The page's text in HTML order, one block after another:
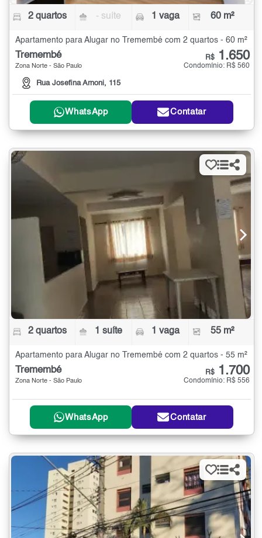
2 quartos - suíte 1 vaga 60 m²
Apartamento para Alugar no Tremembé com 2 quartos - 60 m²
Tremembé
Zona Norte - São Paulo
Rua Josefina Arnoni, 115
R$ 1.650
Condomínio: R$ 560
WhatsApp Contatar
2 quartos 1 suíte 1 vaga 55 m²
Apartamento para Alugar no Tremembé com 2 quartos - 55 m²
Tremembé
Zona Norte - São Paulo
R$ 1.700
Condomínio: R$ 556
WhatsApp Contatar